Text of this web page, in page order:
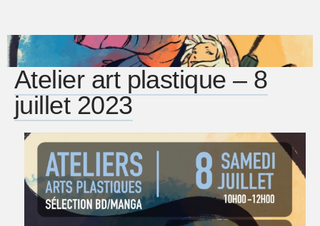
Atelier art plastique – 8
juillet 2023